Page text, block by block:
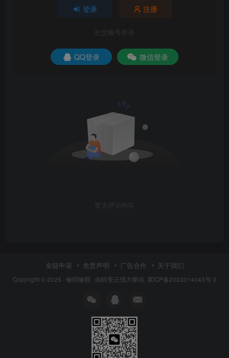
登录 注册
社交账号登录
QQ登录 微信登录
暂无评论内容
友链申请 免责声明 广告合作 关于我们
Copyright © 2025 · 修呗修呗 · 由阿里云强力驱动. 冀ICP备2023014043号-2